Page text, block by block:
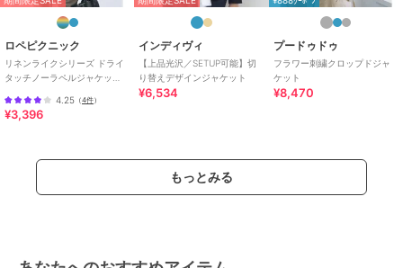
ロペピクニック
リネンライクシリーズ ドライ
タッチノーラペルジャケッ
4.25 （4件）
¥3,396
インディヴィ
【上品光沢／SETUP可能】切
り替えデザインジャケット
¥6,534
プードゥドゥ
フラワー刺繍クロップドジャ
ケット
¥8,470
もっとみる